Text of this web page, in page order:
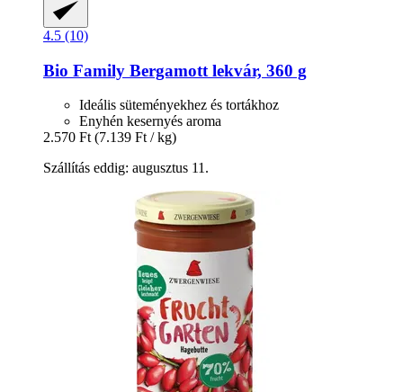
4.5 (10)
Bio Family Bergamott lekvár, 360 g
Ideális süteményekhez és tortákhoz
Enyhén kesernyés aroma
2.570 Ft (7.139 Ft / kg)
Szállítás eddig: augusztus 11.